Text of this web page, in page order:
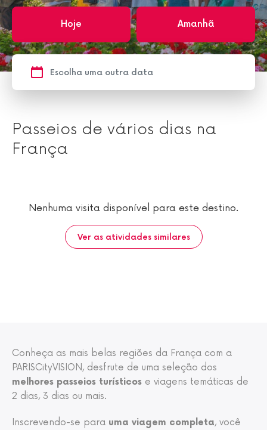
Hoje Amanhã
Passeios de vários dias na
França
Nenhuma visita disponível para este destino.
Ver as atividades similares
Conheça as mais belas regiões da França com a
PARISCityVISION, desfrute de uma seleção dos
melhores passeios turísticos e viagens temáticas de
2 dias, 3 dias ou mais.
Inscrevendo-se para uma viagem completa, você